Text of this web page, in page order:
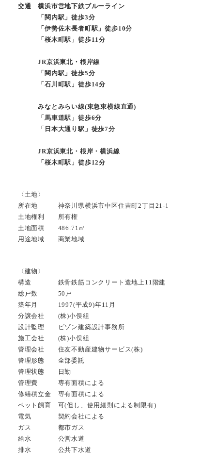
交通 横浜市営地下鉄ブルーライン
「関内駅」徒歩3分
「伊勢佐木長者町駅」徒歩10分
「桜木町駅」徒歩11分
JR京浜東北・根岸線
「関内駅」徒歩5分
「石川町駅」徒歩14分
みなとみらい線(東急東横線直通)
「馬車道駅」徒歩6分
「日本大通り駅」徒歩7分
JR京浜東北・根岸・横浜線
「桜木町駅」徒歩12分
〈土地〉
所在地 神奈川県横浜市中区住吉町2丁目21-1
土地権利 所有権
土地面積 486.71㎡
用途地域 商業地域
〈建物〉
構造 鉄骨鉄筋コンクリート造地上11階建
総戸数 50戸
築年月 1997(平成9)年11月
分譲会社 (株)小俣組
設計監理 ビゾン建築設計事務所
施工会社 (株)小俣組
管理会社 住友不動産建物サービス(株)
管理形態 全部委託
管理状態 日勤
管理費 専有面積による
修繕積立金 専有面積による
ペット飼育 可(但し、使用細則による制限有)
電気 契約会社による
ガス 都市ガス
給水 公営水道
排水 公共下水道